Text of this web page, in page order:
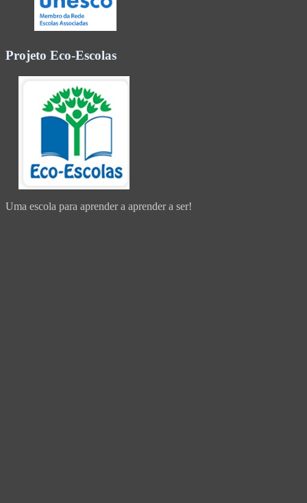
Projeto Eco-Escolas
Uma escola para aprender a aprender a ser!